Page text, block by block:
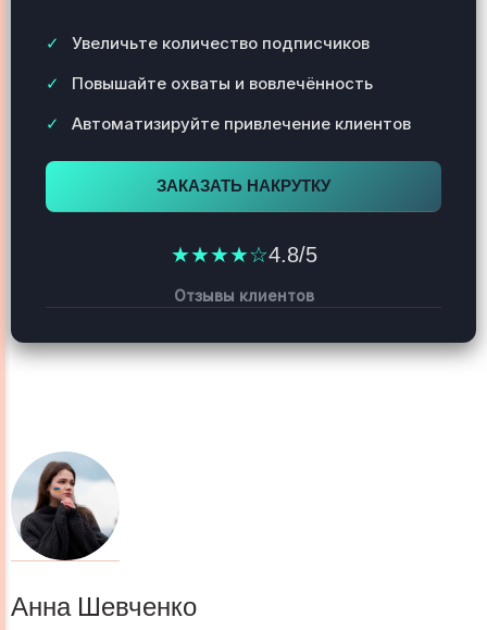
Увеличьте количество подписчиков
Повышайте охваты и вовлечённость
Автоматизируйте привлечение клиентов
ЗАКАЗАТЬ НАКРУТКУ
★★★★☆4.8/5
Отзывы клиентов
Анна Шевченко